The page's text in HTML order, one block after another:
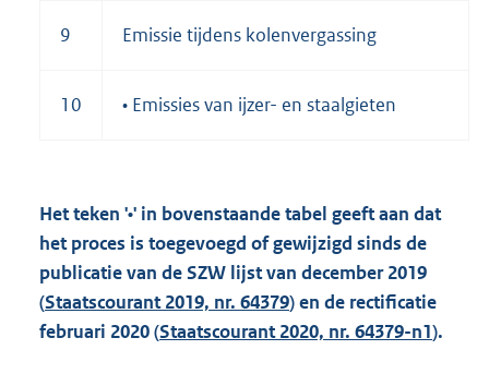
9 Emissie tijdens kolenvergassing
10 • Emissies van ijzer- en staalgieten
Het teken '•' in bovenstaande tabel geeft aan dat
het proces is toegevoegd of gewijzigd sinds de
publicatie van de SZW lijst van december 2019
(Staatscourant 2019, nr. 64379) en de rectificatie
februari 2020 (Staatscourant 2020, nr. 64379-n1).